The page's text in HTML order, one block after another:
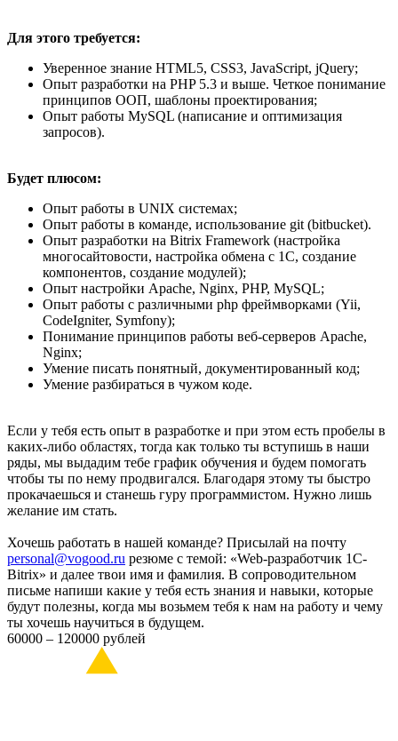
Для этого требуется:
Уверенное знание HTML5, CSS3, JavaScript, jQuery;
Опыт разработки на PHP 5.3 и выше. Четкое понимание
принципов ООП, шаблоны проектирования;
Опыт работы MySQL (написание и оптимизация
запросов).
Будет плюсом:
Опыт работы в UNIX системах;
Опыт работы в команде, использование git (bitbucket).
Опыт разработки на Bitrix Framework (настройка
многосайтовости, настройка обмена с 1С, создание
компонентов, создание модулей);
Опыт настройки Apache, Nginx, PHP, MySQL;
Опыт работы с различными php фреймворками (Yii,
CodeIgniter, Symfony);
Понимание принципов работы веб-серверов Apache,
Nginx;
Умение писать понятный, документированный код;
Умение разбираться в чужом коде.
Если у тебя есть опыт в разработке и при этом есть пробелы в
каких-либо областях, тогда как только ты вступишь в наши
ряды, мы выдадим тебе график обучения и будем помогать
чтобы ты по нему продвигался. Благодаря этому ты быстро
прокачаешься и станешь гуру программистом. Нужно лишь
желание им стать.
Хочешь работать в нашей команде? Присылай на почту
personal@vogood.ru резюме с темой: «Web-разработчик 1С-
Bitrix» и далее твои имя и фамилия. В сопроводительном
письме напиши какие у тебя есть знания и навыки, которые
будут полезны, когда мы возьмем тебя к нам на работу и чему
ты хочешь научиться в будущем.
60000 – 120000 рублей